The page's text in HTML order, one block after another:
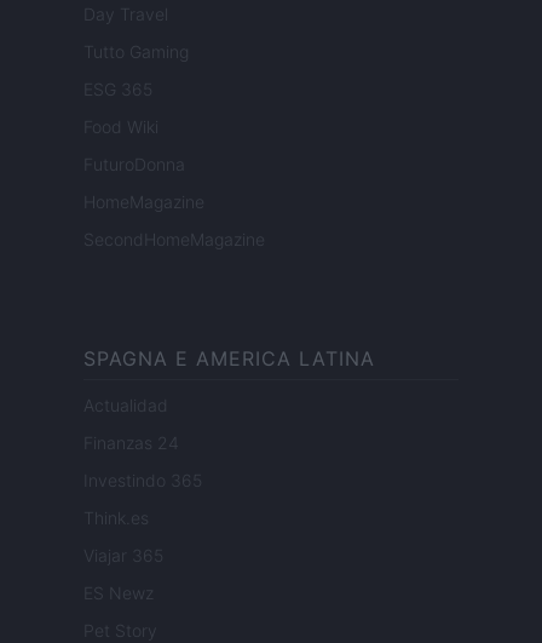
Day Travel
Tutto Gaming
ESG 365
Food Wiki
FuturoDonna
HomeMagazine
SecondHomeMagazine
SPAGNA E AMERICA LATINA
Actualidad
Finanzas 24
Investindo 365
Think.es
Viajar 365
ES Newz
Pet Story